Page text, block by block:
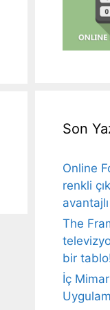
Son
Online
renkli
avantajlı
The
bir
İç